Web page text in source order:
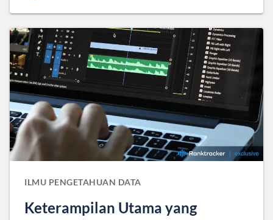
ILMU PENGETAHUAN DATA
Keterampilan Utama yang